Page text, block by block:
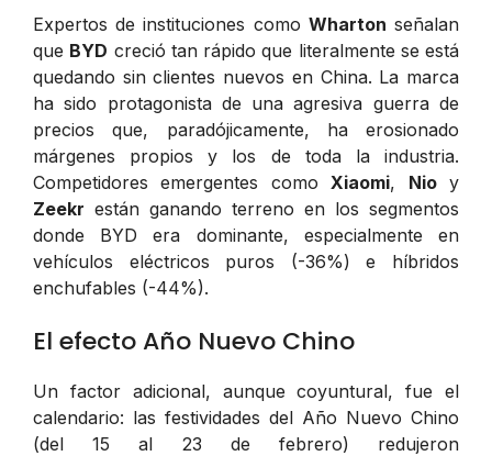
Expertos de instituciones como Wharton señalan
que BYD creció tan rápido que literalmente se está
quedando sin clientes nuevos en China. La marca
ha sido protagonista de una agresiva guerra de
precios que, paradójicamente, ha erosionado
márgenes propios y los de toda la industria.
Competidores emergentes comoXiaomi, Nioy
Zeekr están ganando terreno en los segmentos
donde BYD era dominante, especialmente en
vehículos eléctricos puros (-36%) e híbridos
enchufables (-44%).
El efecto Año Nuevo Chino
Un factor adicional, aunque coyuntural, fue el
calendario: las festividades del Año Nuevo Chino
(del 15 al 23 de febrero) redujeron